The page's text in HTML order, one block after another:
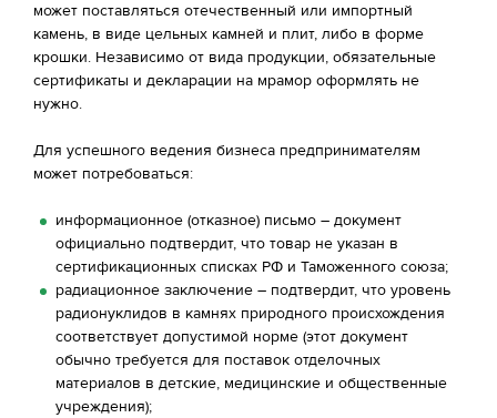
может поставляться отечественный или импортный
камень, в виде цельных камней и плит, либо в форме
крошки. Независимо от вида продукции, обязательные
сертификаты и декларации на мрамор оформлять не
нужно.
Для успешного ведения бизнеса предпринимателям
может потребоваться:
информационное (отказное) письмо – документ
официально подтвердит, что товар не указан в
сертификационных списках РФ и Таможенного союза;
радиационное заключение – подтвердит, что уровень
радионуклидов в камнях природного происхождения
соответствует допустимой норме (этот документ
обычно требуется для поставок отделочных
материалов в детские, медицинские и общественные
учреждения);